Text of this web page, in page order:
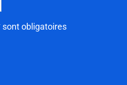
sont obligatoires